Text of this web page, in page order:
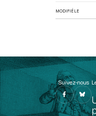
MODIFIÉ LE
Suivez-nous